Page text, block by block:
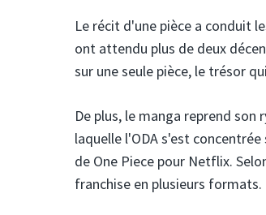
Le récit d'une pièce a conduit
ont attendu plus de deux
sur une seule pièce, le trésor
De plus, le manga reprend son
laquelle l'ODA s'est
de One Piece pour Netflix.
franchise en plusieurs formats.